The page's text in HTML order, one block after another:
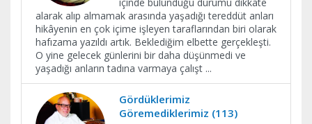
alarak alıp almamak arasında yaşadığı tereddüt anları
hikâyenin en çok içime işleyen taraflarından biri olarak
hafızama yazıldı artık. Beklediğim elbette gerçekleşti.
O yine gelecek günlerini bir daha düşünmedi ve
yaşadığı anların tadına varmaya çalışt ...
Gördüklerimiz
Göremediklerimiz (113)